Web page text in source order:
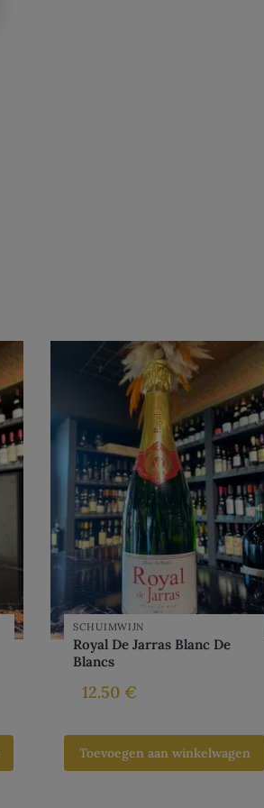
SCHUIMWIJN
Royal De Jarras Blanc De
Blancs
12.50 €
Toevoegen aan winkelwagen